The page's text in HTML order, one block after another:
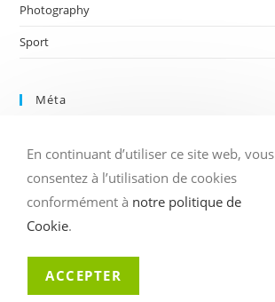
Photography
Sport
Méta
Flux des publications
Flux des commentaires
Site de WordPress-FR
En continuant d’utiliser ce site web, vous
consentez à l’utilisation de cookies
conformément à notre politique de
Cookie.
ACCEPTER